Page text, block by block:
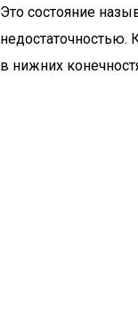
Это состояние
недостаточностью.
в нижних